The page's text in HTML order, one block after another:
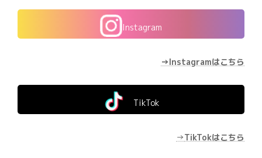
Instagram
→Instagramはこちら
TikTok
→TikTokはこちら